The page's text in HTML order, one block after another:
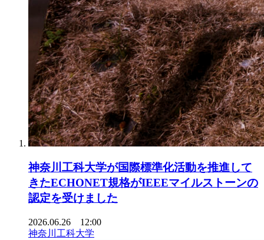
神奈川工科大学が国際標準化活動を推進して
きたECHONET規格がIEEEマイルストーンの
認定を受けました
2026.06.26 12:00
神奈川工科大学